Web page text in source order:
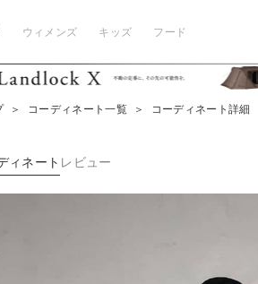
ウィメンズ キッズ フード
＞ コーディネート一覧 ＞ コーディネート詳細
ィネート レビュー